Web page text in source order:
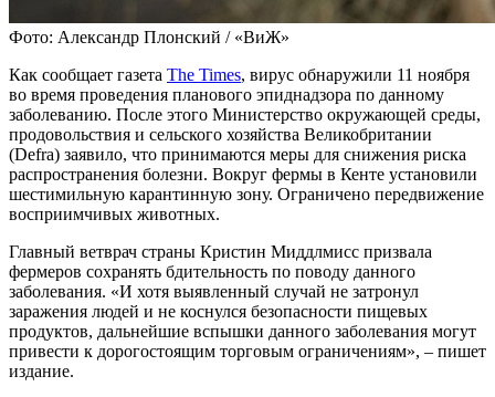
Фото: Александр Плонский / «ВиЖ»
Как сообщает газета The Times, вирус обнаружили 11 ноября
во время проведения планового эпиднадзора по данному
заболеванию. После этого Министерство окружающей среды,
продовольствия и сельского хозяйства Великобритании
(Defra) заявило, что принимаются меры для снижения риска
распространения болезни. Вокруг фермы в Кенте установили
шестимильную карантинную зону. Ограничено передвижение
восприимчивых животных.
Главный ветврач страны Кристин Миддлмисс призвала
фермеров сохранять бдительность по поводу данного
заболевания. «И хотя выявленный случай не затронул
заражения людей и не коснулся безопасности пищевых
продуктов, дальнейшие вспышки данного заболевания могут
привести к дорогостоящим торговым ограничениям», – пишет
издание.